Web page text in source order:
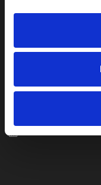
Cultura
Calendar